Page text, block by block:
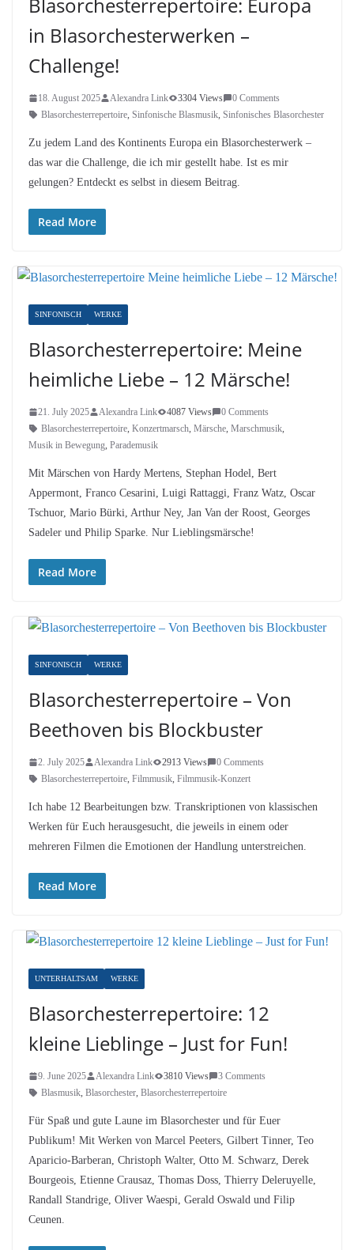
in Blasorchesterwerken –
Challenge!
18. August 2025 Alexandra Link 3304 Views
0 Comments
Blasorchesterrepertoire, Sinfonische Blasmusik, Sinfonisches Blasorchester
Zu jedem Land des Kontinents Europa ein Blasorchesterwerk –
das war die Challenge, die ich mir gestellt habe. Ist es mir
gelungen? Entdeckt es selbst in diesem Beitrag.
Read More
SINFONISCH WERKE
Blasorchesterrepertoire: Meine
heimliche Liebe – 12 Märsche!
21. July 2025 Alexandra Link 4087 Views
0 Comments
Blasorchesterrepertoire, Konzertmarsch, Märsche, Marschmusik,
Musik in Bewegung, Parademusik
Mit Märschen von Hardy Mertens, Stephan Hodel, Bert
Appermont, Franco Cesarini, Luigi Rattaggi, Franz Watz, Oscar
Tschuor, Mario Bürki, Arthur Ney, Jan Van der Roost, Georges
Sadeler und Philip Sparke. Nur Lieblingsmärsche!
Read More
SINFONISCH WERKE
Blasorchesterrepertoire – Von
Beethoven bis Blockbuster
2. July 2025 Alexandra Link 2913 Views
0 Comments
Blasorchesterrepertoire, Filmmusik, Filmmusik-Konzert
Ich habe 12 Bearbeitungen bzw. Transkriptionen von klassischen
Werken für Euch herausgesucht, die jeweils in einem oder
mehreren Filmen die Emotionen der Handlung unterstreichen.
Read More
UNTERHALTSAM WERKE
Blasorchesterrepertoire: 12
kleine Lieblinge – Just for Fun!
9. June 2025 Alexandra Link 3810 Views
3 Comments
Blasmusik, Blasorchester, Blasorchesterrepertoire
Für Spaß und gute Laune im Blasorchester und für Euer
Publikum! Mit Werken von Marcel Peeters, Gilbert Tinner, Teo
Aparicio-Barberan, Christoph Walter, Otto M. Schwarz, Derek
Bourgeois, Etienne Crausaz, Thomas Doss, Thierry Deleruyelle,
Randall Standrige, Oliver Waespi, Gerald Oswald und Filip
Ceunen.